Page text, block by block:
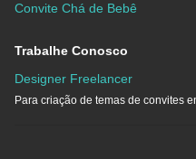
Convite Chá de Bebê
Trabalhe Conosco
Designer Freelancer
Para criação de temas de convites